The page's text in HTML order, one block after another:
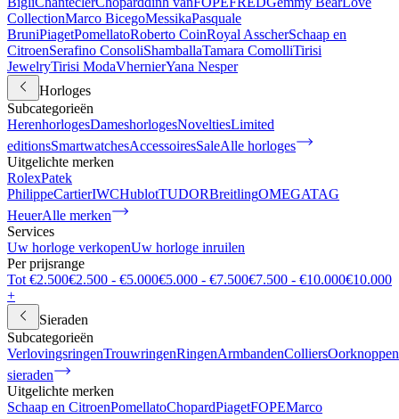
CollectionMarco BicegoMessikaPasquale
BruniPiagetPomellatoRoberto CoinRoyal AsscherSchaap en
CitroenSerafino ConsoliShamballaTamara ComolliTirisi
JewelryTirisi ModaVhernierYana Nesper
Horloges
Subcategorieën
HerenhorlogesDameshorlogesNoveltiesLimited
editionsSmartwatchesAccessoiresSaleAlle horloges
Uitgelichte merken
RolexPatek
PhilippeCartierIWCHublotTUDORBreitlingOMEGATAG
HeuerAlle merken
Services
Uw horloge verkopenUw horloge inruilen
Per prijsrange
Tot €2.500€2.500 - €5.000€5.000 - €7.500€7.500 - €10.000€10.000
+
Sieraden
Subcategorieën
VerlovingsringenTrouwringenRingenArmbandenColliersOorknoppen
sieraden
Uitgelichte merken
Schaap en CitroenPomellatoChopardPiagetFOPEMarco